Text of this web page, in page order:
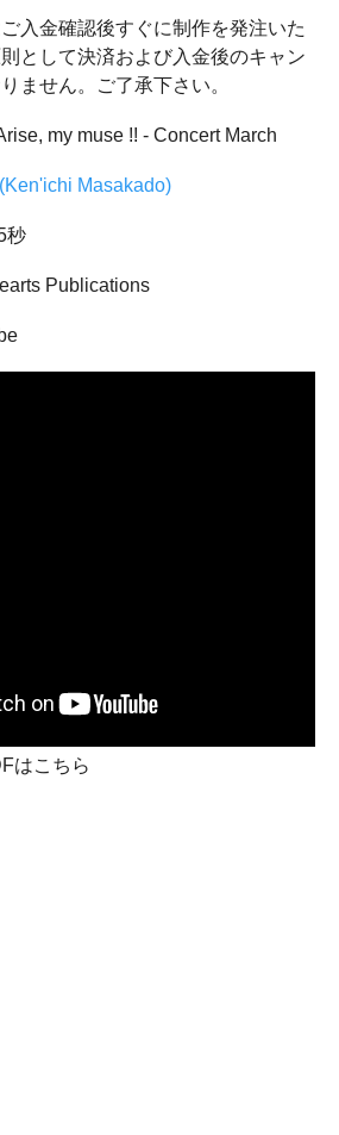
入金確認後すぐに制作を発注いた
として決済および入金後のキャン
ません。ご了承下さい。
my muse !! - Concert March
Masakado)
秒
Publications
はこちら